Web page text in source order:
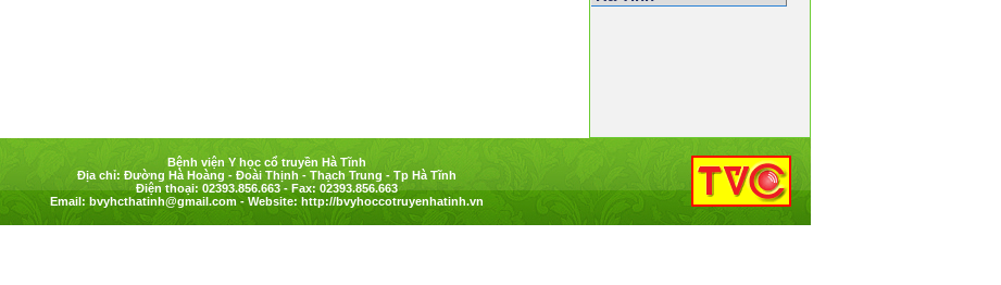
Bệnh viện Y học cổ truyền Hà Tĩnh
Địa chỉ: Đường Hà Hoàng - Đoài Thịnh - Thạch Trung - Tp Hà Tĩnh
Điện thoại: 02393.856.663 - Fax: 02393.856.663
Email: bvyhcthatinh@gmail.com- Website: http://bvyhoccotruyenhatinh.vn